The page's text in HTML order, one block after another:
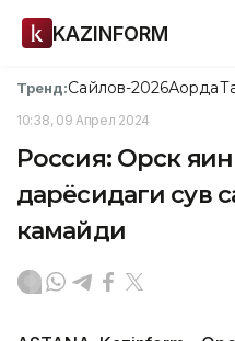
KAZINFORM
Тренд:Сайлов-2026Ақорда
10:38, 09 Апрел 2024
Россия: Орск
дарёсидаги сув
камайди